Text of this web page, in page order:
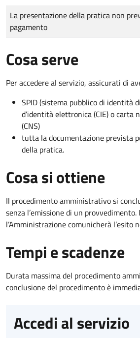
Tipo di pagamento
Importo
La presentazione della pratica non
pagamento
Cosa serve
Per accedere al servizio, assicurati di
SPID (sistema pubblico di identità
d’identità elettronica (CIE) o carta
(CNS)
tutta la documentazione prevista
della pratica.
Cosa si ottiene
Il procedimento amministrativo si
senza l’emissione di un
l’Amministrazione comunicherà l’esito
Tempi e scadenze
Durata massima del procedimento
conclusione del procedimento è
Accedi al servizio